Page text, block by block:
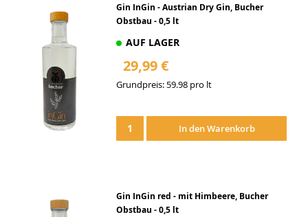
Gin InGin - Austrian Dry Gin, Bucher
Obstbau - 0,5 lt
AUF LAGER
29,99 €
Grundpreis: 59.98 pro lt
Wunschliste
hinzufügenIn den Warenkorb
Gin InGin red - mit Himbeere, Bucher
Obstbau - 0,5 lt